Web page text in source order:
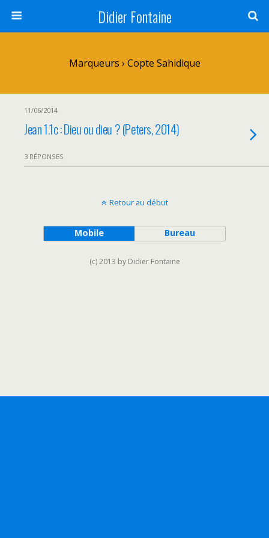
Didier Fontaine
Marqueurs › Copte Sahidique
11/06/2014
Jean 1.1c : Dieu ou dieu ? (Peters, 2014)
3 RÉPONSES
Retour au début
Mobile Bureau
(c) 2013 by Didier Fontaine